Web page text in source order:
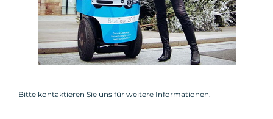
Bitte kontaktieren Sie uns für weitere Informationen.